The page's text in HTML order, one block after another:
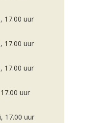
17.00 uur
17.00 uur
17.00 uur
uur
17.00 uur